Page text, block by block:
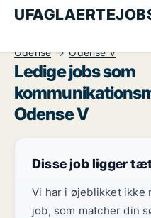
Odense
Odense V
Ledige jobs som
Odense V
Disse job ligger
Vi har i øjeblikket ikke
job, som matcher din